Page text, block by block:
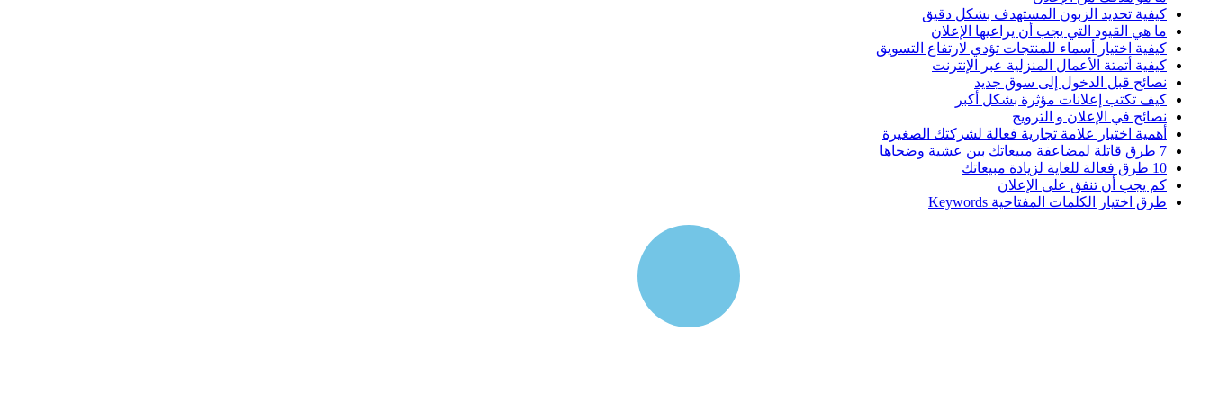
كيفية تحديد الزبون المستهدف بشكل دقيق
ما هي القيود التي يجب أن يراعيها الإعلان
كيفية اختيار أسماء للمنتجات تؤدي لارتفاع التسويق
كيفية أتمتة الأعمال المنزلية عبر الإنترنت
نصائح قبل الدخول إلى سوق جديد
كيف تكتب إعلانات مؤثرة بشكل أكبر
نصائح في الإعلان و الترويج
أهمية اختيار علامة تجارية فعالة لشركتك الصغيرة
7 طرق قاتلة لمضاعفة مبيعاتك بين عشية وضحاها
10 طرق فعالة للغاية لزيادة مبيعاتك
كم يجب أن تنفق على الإعلان
طرق اختيار الكلمات المفتاحية Keywords